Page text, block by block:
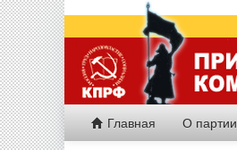
Главная О партии